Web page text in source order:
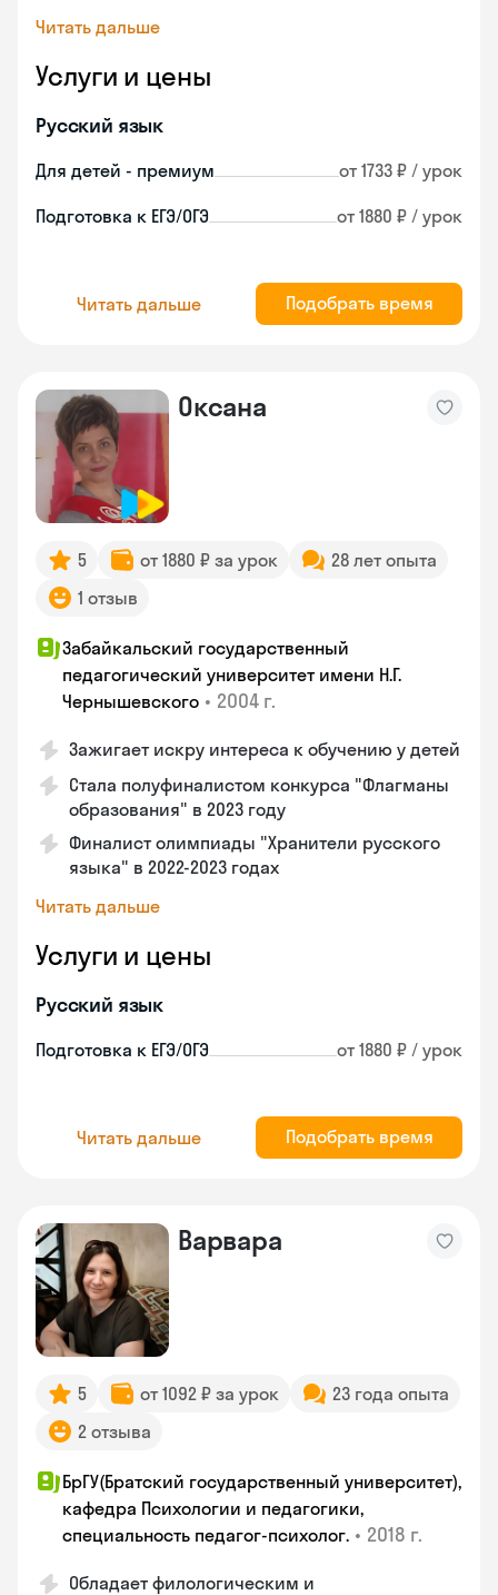
Читать дальше
Услуги и цены
Русский язык
Для детей - премиум от 1733 ₽ / урок
Подготовка к ЕГЭ/ОГЭ от 1880 ₽ / урок
Читать дальше Подобрать время
Оксана
5 от 1880 ₽ за урок
28 лет опыта
1 отзыв
Забайкальский государственный
педагогический университет имени Н.Г.
Чернышевского • 2004 г.
Зажигает искру интереса к обучению у детей
Стала полуфиналистом конкурса "Флагманы
образования" в 2023 году
Финалист олимпиады "Хранители русского
языка" в 2022-2023 годах
Читать дальше
Услуги и цены
Русский язык
Подготовка к ЕГЭ/ОГЭ от 1880 ₽ / урок
Читать дальше Подобрать время
Варвара
5 от 1092 ₽ за урок
23 года опыта
2 отзыва
БрГУ(Братский государственный университет),
кафедра Психологии и педагогики,
специальность педагог-психолог. • 2018 г.
Обладает филологическим и